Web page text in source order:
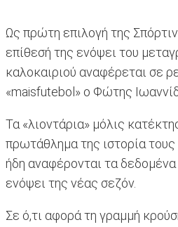
Ως πρώτη επιλογή της
επίθεσή της ενόψει του
καλοκαιριού αναφέρεται σε
«maisfutebol» ο Φώτης
Τα «λιοντάρια» μόλις
πρωτάθλημα της ιστορία
ήδη αναφέρονται τα δεδομένα
ενόψει της νέας σεζόν.
Σε ό,τι αφορά τη γραμμή